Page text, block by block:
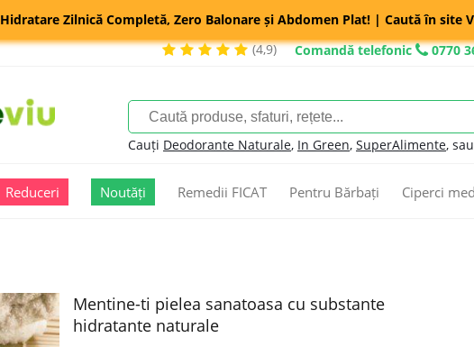
Hidratare Zilnică Completă, Zero Balonare și Abdomen Plat! | Caută în site
(4,9)
Comandă telefonic 0770
Cauți Deodorante Naturale, In Green, SuperAlimente, sau
Reduceri Noutăți Remedii FICAT Pentru Bărbați Ciperci
Mentine-ti pielea sanatoasa cu substante
hidratante naturale